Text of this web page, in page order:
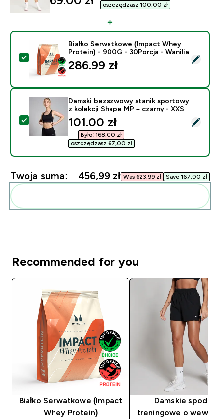
oszczędzasz 100,00 zł‎
Wybierz ten produkt - Białko Serwatkowe (Impact
Białko Serwatkowe (Impact Whey
Protein) - 900G - 30Porcja - Wanilia
286.99 zł‎
Wybierz ten produkt - Damski bezszwowy stanik
Damski bezszwowy stanik sportowy
z kolekcji Shape MP – czarny - XXS
discounted price
101.00 zł‎
Było: 168,00 zł‎
oszczędzasz 67,00 zł‎
Twoja suma: 456,99 zł‎ Was 623,99 zł‎ Save 167,00 zł‎
Recommended for you
Białko Serwatkowe (Impact
Whey Protein)
Damskie
treningowe o